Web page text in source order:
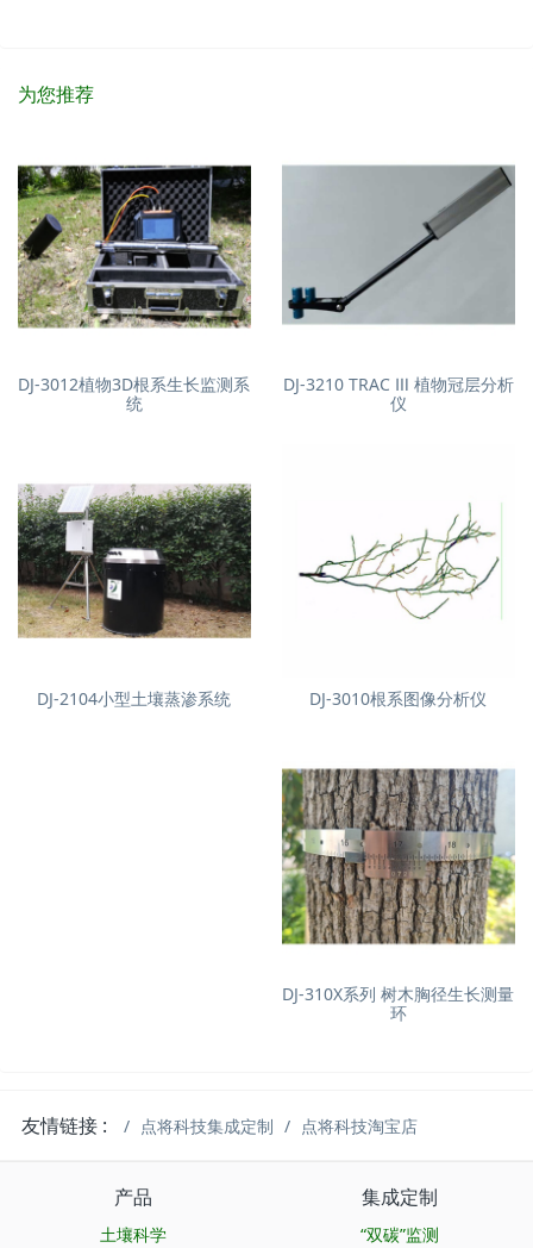
为您推荐
DJ-3012植物3D根系生长监测系
统
DJ-3210 TRAC Ⅲ 植物冠层分析
仪
DJ-2104小型土壤蒸渗系统 DJ-3010根系图像分析仪
DJ-310X系列 树木胸径生长测量
环
友情链接 : 点将科技集成定制 点将科技淘宝店
产品
土壤科学
集成定制
“双碳”监测